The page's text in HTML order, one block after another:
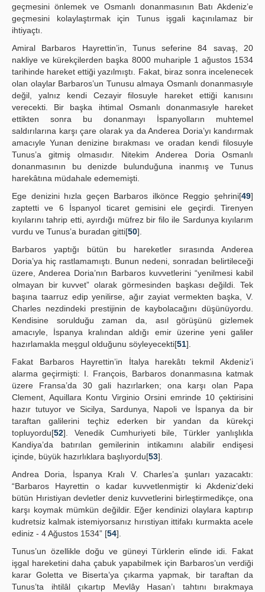
geçmesini önlemek ve Osmanlı donanmasının Batı Akdeniz’e
geçmesini kolaylaştırmak için Tunus işgali kaçınılamaz bir
ihtiyaçtı.
Amiral Barbaros Hayrettin’in, Tunus seferine 84 savaş, 20
nakliye ve kürekçilerden başka 8000 muhariple 1 ağustos 1534
tarihinde hareket ettiği yazılmıştı. Fakat, biraz sonra incelenecek
olan olaylar Barbaros’un Tunusu almaya Osmanlı donanmasıyle
değil, yalnız kendi Cezayir filosuyle hareket ettiği kanısını
verecekti. Bir başka ihtimal Osmanlı donanmasıyle hareket
ettikten sonra bu donanmayı İspanyolların muhtemel
saldırılarına karşı çare olarak ya da Anderea Doria’yı kandırmak
amacıyle Yunan denizine bırakması ve oradan kendi filosuyle
Tunus’a gitmiş olmasıdır. Nitekim Anderea Doria Osmanlı
donanmasının bu denizde bulunduğuna inanmış ve Tunus
harekâtına müdahale edememişti.
Ege denizini hızla geçen Barbaros ilkönce Reggio şehrini[49]
zaptetti ve 6 İspanyol ticaret gemisini ele geçirdi. Tirenyen
kıyılarını tahrip etti, ayırdığı müfrez bir filo ile Sardunya kıyılarım
vurdu ve Tunus’a buradan gitti[50].
Barbaros yaptığı bütün bu hareketler sırasında Anderea
Doria’ya hiç rastlamamıştı. Bunun nedeni, sonradan belirtileceği
üzere, Anderea Doria’nın Barbaros kuvvetlerini “yenilmesi kabil
olmayan bir kuvvet” olarak görmesinden başkası değildi. Tek
başına taarruz edip yenilirse, ağır zayiat vermekten başka, V.
Charles nezdindeki prestijinin de kaybolacağını düşünüyordu.
Kendisine sorulduğu zaman da, asıl görüşünü gizlemek
amacıyle, İspanya kralından aldığı emir üzerine yeni galiler
hazırlamakla meşgul olduğunu söyleyecekti[51].
Fakat Barbaros Hayrettin’in İtalya harekâtı tekmil Akdeniz’i
alarma geçirmişti: I. François, Barbaros donanmasına katmak
üzere Fransa’da 30 gali hazırlarken; ona karşı olan Papa
Clement, Aquillara Kontu Virginio Orsini emrinde 10 çektirisini
hazır tutuyor ve Sicilya, Sardunya, Napoli ve İspanya da bir
taraftan galilerini teçhiz ederken bir yandan da kürekçi
topluyordu[52]. Venedik Cumhuriyeti bile, Türkler yanlışlıkla
Kandiya’da batırılan gemilerinin intikamını alabilir endişesi
içinde, büyük hazırlıklara başlıyordu[53].
Andrea Doria, İspanya Kralı V. Charles’a şunları yazacaktı:
“Barbaros Hayrettin o kadar kuvvetlenmiştir ki Akdeniz’deki
bütün Hıristiyan devletler deniz kuvvetlerini birleştirmedikçe, ona
karşı koymak mümkün değildir. Eğer kendinizi olaylara kaptırıp
kudretsiz kalmak istemiyorsanız hırıstiyan ittifakı kurmakta acele
ediniz - 4 Ağustos 1534” [54].
Tunus’un özellikle doğu ve güneyi Türklerin elinde idi. Fakat
işgal hareketini daha çabuk yapabilmek için Barbaros’un verdiği
karar Goletta ve Biserta’ya çıkarma yapmak, bir taraftan da
Tunus’ta ihtilâl çıkartıp Mevlây Hasan’ı tahtını bırakmaya